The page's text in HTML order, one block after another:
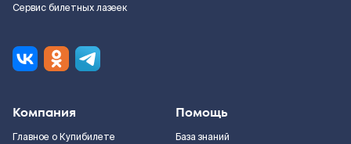
Сервис билетных лазеек
Компания
Главное о Купибилете
Помощь
База знаний